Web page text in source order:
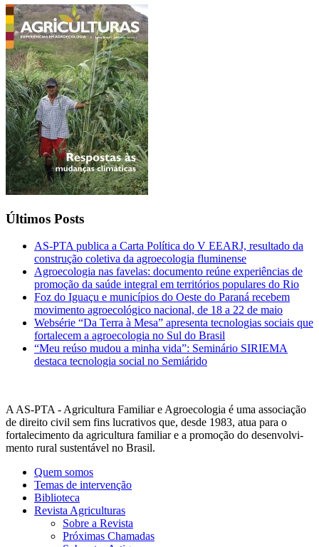
Últimos Posts
AS-PTA publica a Carta Política do V EEARJ, resultado da
construção coletiva da agroecologia fluminense
Agroecologia nas favelas: documento reúne experiências de
promoção da saúde integral em territórios populares do Rio
Foz do Iguaçu e municípios do Oeste do Paraná recebem
movimento agroecológico nacional, de 18 a 22 de maio
Websérie “Da Terra à Mesa” apresenta tecnologias sociais que
fortalecem a agroecologia no Sul do Brasil
“Meu reúso mudou a minha vida”: Seminário SIRIEMA
destaca tecnologia social no Semiárido
A AS-PTA - Agricultura Familiar e Agro­ecologia é uma associação
de direito civil sem fins lucrativos que, desde 1983, atua para o
fortalecimento da agricultura familiar e a promoção do desenvolvi­
mento rural sustentável no Brasil.
Quem somos
Temas de intervenção
Biblioteca
Revista Agriculturas
Sobre a Revista
Próximas Chamadas